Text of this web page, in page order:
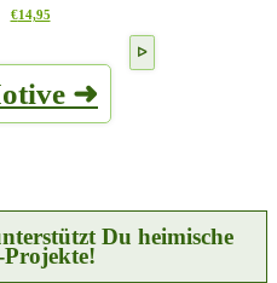
Optionen
Produktseite
gewählt
€14,95Dieses
Varianten
auf.
Produktseite
gewählt
werden
➜
Du heimische